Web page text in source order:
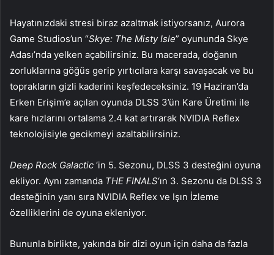
Hayatınızdaki stresi biraz azaltmak istiyorsanız, Aurora
Game Studios’un “Skye: The Misty Isle” oyununda Skye
Adası’nda yelken açabilirsiniz. Bu macerada, doğanın
zorluklarına göğüs gerip yırtıcılara karşı savaşacak ve bu
toprakların gizli kaderini keşfedeceksiniz. 19 Haziran’da
Erken Erişim’e açılan oyunda DLSS 3’ün Kare Üretimi ile
kare hızlarını ortalama 2.4 kat artırarak NVIDIA Reflex
teknolojisiyle gecikmeyi azaltabilirsiniz.
Deep Rock Galactic ‘in 5. Sezonu, DLSS 3 desteğini oyuna
ekliyor. Aynı zamanda THE FINALS‘ın 3. Sezonu da DLSS 3
desteğinin yanı sıra NVIDIA Reflex ve Işın İzleme
özelliklerini de oyuna ekleniyor.
Bununla birlikte, yakında bir dizi oyun için daha da fazla